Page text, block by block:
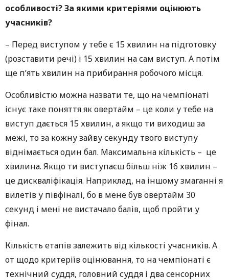
особливості? За якими критеріями оцінюють
учасників?
– Перед виступом у тебе є 15 хвилин на підготовку
(розставити речі) і 15 хвилин на сам виступ. А потім
ще п’ять хвилин на прибирання робочого місця.
Особливістю можна назвати те, що на чемпіонаті
існує таке поняття як овертайм – це коли у тебе на
виступ дається 15 хвилин, а якщо ти виходиш за
межі, то за кожну зайву секунду твого виступу
віднімається один бал. Максимальна кількість – це
хвилина. Якщо ти виступаєш більш ніж 16 хвилин –
це дискваліфікація. Наприклад, на іншому змаганні я
вилетів у півфіналі, бо в мене був овертайм 30
секунд і мені не вистачало балів, щоб пройти у
фінал.
Кількість етапів залежить від кількості учасників. А
от щодо критеріїв оцінювання, то на чемпіонаті є
технічний суддя, головний суддя і два сенсорних